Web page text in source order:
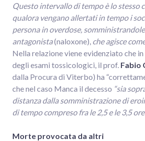
Questo intervallo di tempo è lo stesso
qualora vengano allertati in tempo i
persona in overdose,
antagonista(naloxone), che agisce
Nella relazione viene evidenziato che
degli esami tossicologici, il prof. Fabio
dalla Procura di Viterbo) ha
che nel caso Manca il decesso “sia
distanza dalla somministrazione di
di tempo compreso fra le 2,5 e le 3,5
Morte provocata da altri